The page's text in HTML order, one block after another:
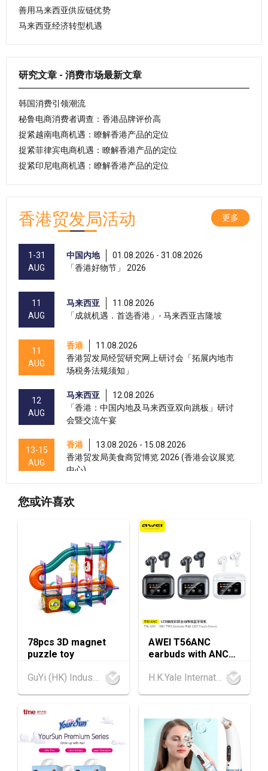
善用马来西亚供应链优势
马来西亚经济转型机遇
研究文章 - 消费市场最新文章
韩国消费引领潮流
秘鲁电商消费者调查：香港品牌评价高
捉紧越南电商机遇：瞭解香港产品的定位
捉紧菲律宾电商机遇：瞭解香港产品的定位
捉紧印尼电商机遇：瞭解香港产品的定位
香港贸发局活动 更多
1-31
AUG
中国内地
01.08.2026 - 31.08.2026
「香港好物节」 2026
11
AUG
马来西亚
11.08.2026
「成就机遇．首选香港」- 马来西亚吉隆坡
11
AUG
香港
11.08.2026
香港贸发局经贸研究网上研讨会「拓展内地市
场税务法规须知」
12
AUG
马来西亚
12.08.2026
「香港：中国内地及马来西亚双向跳板」研讨
会暨交流午宴
13-15
AUG
香港
13.08.2026 - 15.08.2026
香港贸发局美食商贸博览 2026 (香港会议展览
中心)
13-15
香港
香港贸发局香港国际茶展 2026 (香港会议展览
AUG
香港
13.08.2026 - 15.08.2026
国际现代化中医药及健康产品会议 2026 (香港
会议展览中心)
13-17
AUG
香港
13.08.2026 - 17.08.2026
香港贸发局美与健生活博览 2026 (香港会议展
13-17
AUG
香港
13.08.2026 - 17.08.2026
香港贸发局美食博览 2026 (香港会议展览中心)
13-17
AUG
13.08.2026 - 17.08.2026
览中心)
25-27
AUG
中国内地
25.08.2026 - 27.08.2026
中国国际纺织⾯料及辅料（秋冬）博览会 (202
6年8月25至27日)
您或许喜欢
78pcs 3D magnet
puzzle toy
GuYi (HK) Industrial Co.,Limited
AWEI T56ANC
earbuds with ANC
H.K.Yale International Industry Co., Limited